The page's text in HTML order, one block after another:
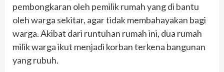
pembongkaran oleh pemilik rumah yang di bantu
oleh warga sekitar, agar tidak membahayakan bagi
warga. Akibat dari runtuhan rumah ini, dua rumah
milik warga ikut menjadi korban terkena bangunan
yang rubuh.